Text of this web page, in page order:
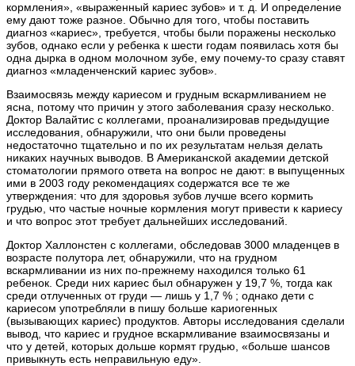
кормления», «выраженный кариес зубов» и т. д. И определение
ему дают тоже разное. Обычно для того, чтобы поставить
диагноз «кариес», требуется, чтобы были поражены несколько
зубов, однако если у ребенка к шести годам появилась хотя бы
одна дырка в одном молочном зубе, ему почему-то сразу ставят
диагноз «младенченский кариес зубов».
Взаимосвязь между кариесом и грудным вскармливанием не
ясна, потому что причин у этого заболевания сразу несколько.
Доктор Валайтис с коллегами, проанализировав предыдущие
исследования, обнаружили, что они были проведены
недостаточно тщательно и по их результатам нельзя делать
никаких научных выводов. В Американской академии детской
стоматологии прямого ответа на вопрос не дают: в выпущенных
ими в 2003 году рекомендациях содержатся все те же
утверждения: что для здоровья зубов лучше всего кормить
грудью, что частые ночные кормления могут привести к кариесу
и что вопрос этот требует дальнейших исследований.
Доктор Халлонстен с коллегами, обследовав 3000 младенцев в
возрасте полутора лет, обнаружили, что на грудном
вскармливании из них по-прежнему находился только 61
ребенок. Среди них кариес был обнаружен у 19,7 %, тогда как
среди отлученных от груди — лишь у 1,7 % ; однако дети с
кариесом употребляли в пишу больше кариогенных
(вызывающих кариес) продуктов. Авторы исследования сделали
вывод, что кариес и грудное вскармливание взаимосвязаны и
что у детей, которых дольше кормят грудью, «больше шансов
привыкнуть есть неправильную еду».